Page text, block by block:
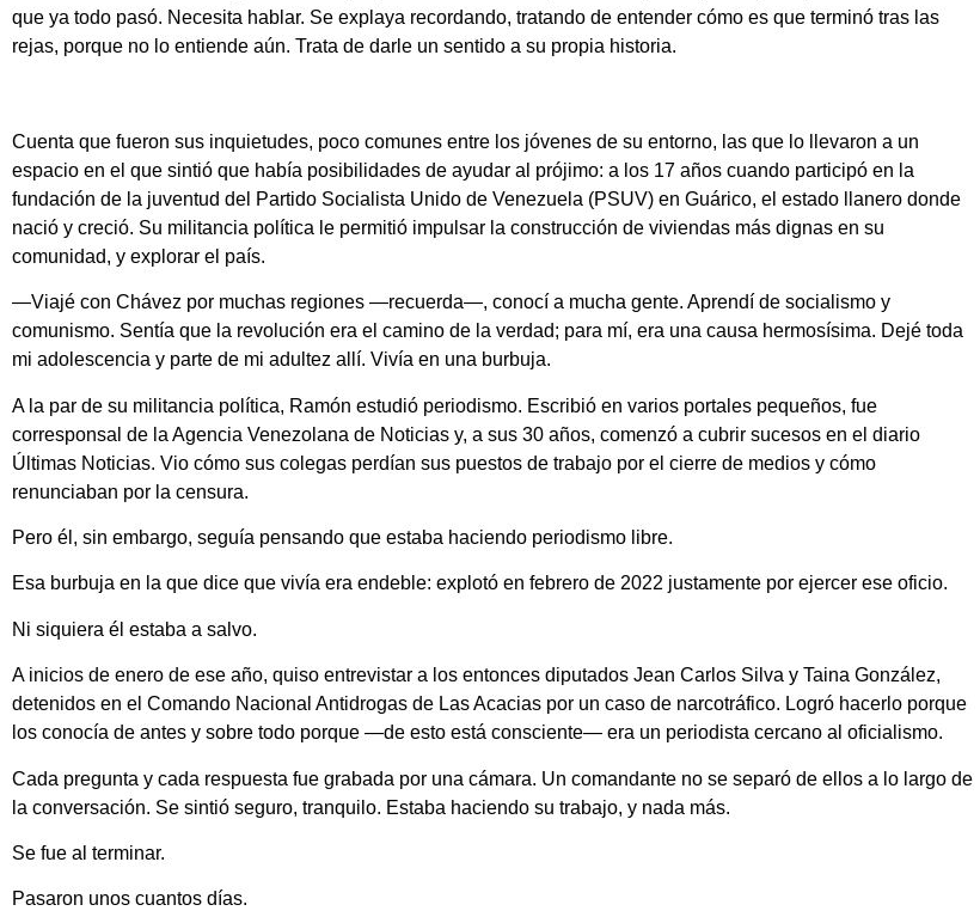
que ya todo pasó. Necesita hablar. Se explaya recordando, tratando de entender cómo es que terminó tras las
rejas, porque no lo entiende aún. Trata de darle un sentido a su propia historia.
Cuenta que fueron sus inquietudes, poco comunes entre los jóvenes de su entorno, las que lo llevaron a un
espacio en el que sintió que había posibilidades de ayudar al prójimo: a los 17 años cuando participó en la
fundación de la juventud del Partido Socialista Unido de Venezuela (PSUV) en Guárico, el estado llanero donde
nació y creció. Su militancia política le permitió impulsar la construcción de viviendas más dignas en su
comunidad, y explorar el país.
—Viajé con Chávez por muchas regiones —recuerda—, conocí a mucha gente. Aprendí de socialismo y
comunismo. Sentía que la revolución era el camino de la verdad; para mí, era una causa hermosísima. Dejé toda
mi adolescencia y parte de mi adultez allí. Vivía en una burbuja.
A la par de su militancia política, Ramón estudió periodismo. Escribió en varios portales pequeños, fue
corresponsal de la Agencia Venezolana de Noticias y, a sus 30 años, comenzó a cubrir sucesos en el diario
Últimas Noticias. Vio cómo sus colegas perdían sus puestos de trabajo por el cierre de medios y cómo
renunciaban por la censura.
Pero él, sin embargo, seguía pensando que estaba haciendo periodismo libre.
Esa burbuja en la que dice que vivía era endeble: explotó en febrero de 2022 justamente por ejercer ese oficio.
Ni siquiera él estaba a salvo.
A inicios de enero de ese año, quiso entrevistar a los entonces diputados Jean Carlos Silva y Taina González,
detenidos en el Comando Nacional Antidrogas de Las Acacias por un caso de narcotráfico. Logró hacerlo porque
los conocía de antes y sobre todo porque —de esto está consciente— era un periodista cercano al oficialismo.
Cada pregunta y cada respuesta fue grabada por una cámara. Un comandante no se separó de ellos a lo largo de
la conversación. Se sintió seguro, tranquilo. Estaba haciendo su trabajo, y nada más.
Se fue al terminar.
Pasaron unos cuantos días.